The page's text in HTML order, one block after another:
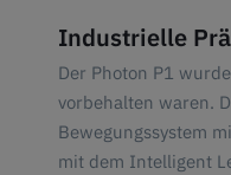
Industrielle
Der Photon P1
vorbehalten waren.
Bewegungssystem
mit dem Intelligent